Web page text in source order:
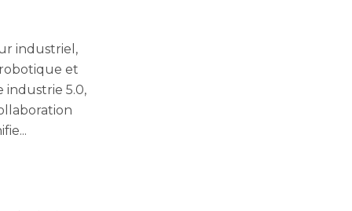
industriel,
et
industrie 5.0,